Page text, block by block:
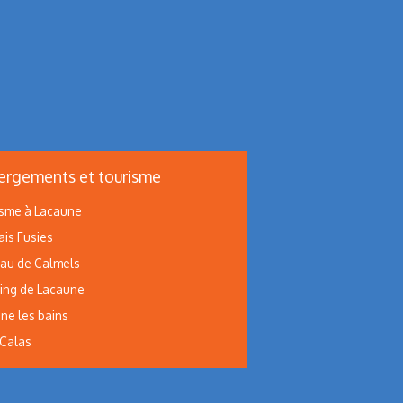
et tourisme
à Lacaune
Fusies
de Calmels
de Lacaune
les bains